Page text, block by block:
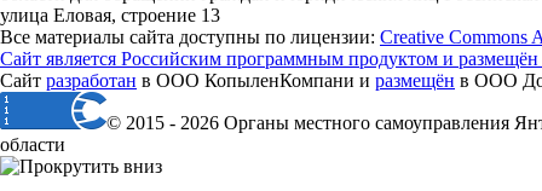
улица Еловая, строение 13
Все материалы сайта доступны по лицензии: Creative Commons
Сайт является Российским программным продуктом и
Сайт разработан в ООО КопыленКомпани и размещён в ООО
© 2015 - 2026 Органы местного самоуправления
области